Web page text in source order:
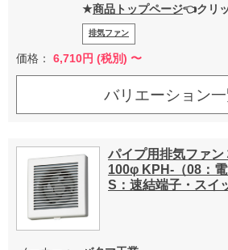
★商品トップページ👈クリ
排気ファン
価格： 6,710円 (税別) 〜
バリエーション
パイプ用排気ファン
100φ KPH-（08：
S：速結端子・スイ